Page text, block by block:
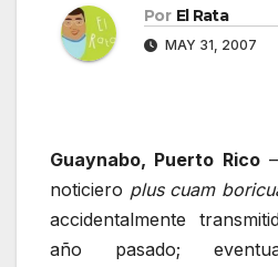
Por El Rata
MAY 31, 2007
Guaynabo, Puerto Rico–
noticiero plus cuam
accidentalmente
año pasado;